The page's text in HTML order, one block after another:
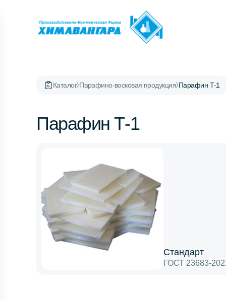
Каталог Парафино-восковая продукция Парафин Т-1
Парафин Т-1
Стандарт
ГОСТ 23683-